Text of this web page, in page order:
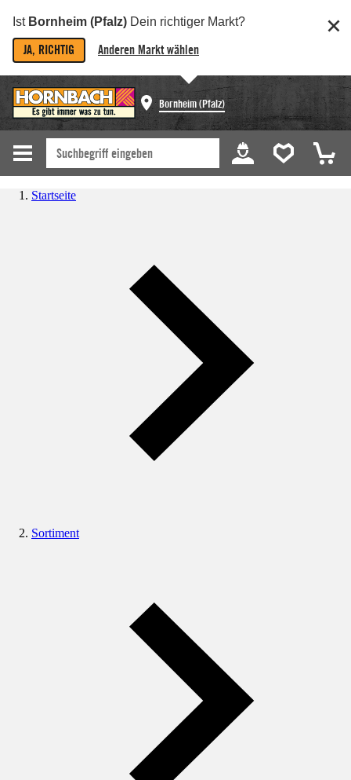
Ist Bornheim (Pfalz) Dein richtiger Markt?
JA, RICHTIG Anderen Markt wählen
Bornheim (Pfalz)
Startseite
Sortiment